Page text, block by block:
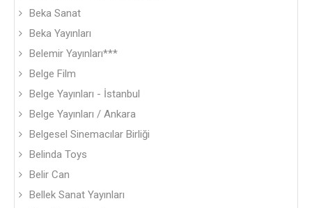
Beka Sanat
Beka Yayınları
Belemir Yayınları***
Belge Film
Belge Yayınları - İstanbul
Belge Yayınları / Ankara
Belgesel Sinemacılar Birliği
Belinda Toys
Belir Can
Bellek Sanat Yayınları